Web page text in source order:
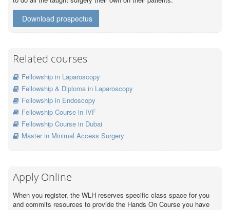
Download prospectus
Related courses
Fellowship in Laparoscopy
Fellowship & Diploma in Laparoscopy
Fellowship in Endoscopy
Fellowship Course in IVF
Fellowship Course in Dubai
Master in Minimal Access Surgery
Apply Online
When you register, the WLH reserves specific class space for you
and commits resources to provide the Hands On Course you have